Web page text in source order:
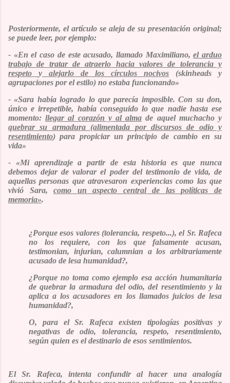
Posteriormente, el artículo se aleja de su presentación original;
se puede leer, por ejemplo:
- «En el caso de este acusado, llamado Maximiliano,el arduo
trabajo de tratar de atraerlo hacia valores de tolerancia y
respeto y alejarlo de los círculos nocivos (skinheads y
agrupaciones por el estilo) no estaba funcionando»
- «Sara había logrado lo que parecía imposible. Con su don,
único e irrepetible, había conseguido lo que nadie hasta ese
momento:llegar al corazón y al alma de aquel muchacho y
quebrar su armadura (alimentada por discursos de odio y
resentimiento) para propiciar un principio de cambio en su
vida»
- «Mi aprendizaje a partir de esta historia es que nunca
debemos dejar de valorar el poder del testimonio de vida, de
aquellas personas que atravesaron experiencias como las que
vivió Sara,como un aspecto central de las políticas de
memoria».
¿Porque esos valores (tolerancia, respeto...), el Sr. Rafeca
no los requiere, con los que falsamente acusan,
testimonian, injurian, calumnian a los arbitrariamente
acusado de lesa humanidad?,
¿Porque no toma como ejemplo esa acción humanitaria
de quebrar la armadura del odio, del resentimiento y la
aplica a los acusadores en los llamados juicios de lesa
humanidad?,
O, para el Sr. Rafeca existen tipologías positivas y
negativas de odio, tolerancia, respeto, resentimiento,
según quien es el destinario de esos sentimientos.
El Sr. Rafeca, intenta confundir al hacer una analogía